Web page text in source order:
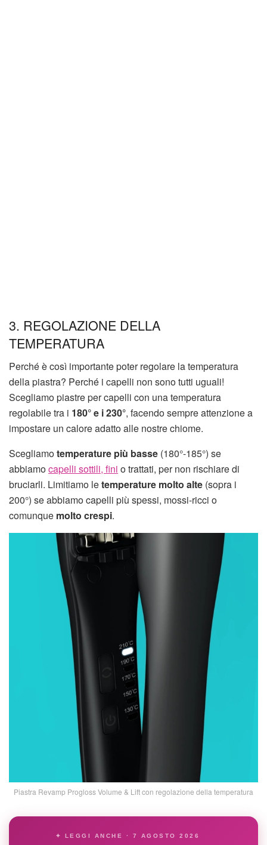
3. REGOLAZIONE DELLA
TEMPERATURA
Perché è così importante poter regolare la temperatura
della piastra? Perché i capelli non sono tutti uguali!
Scegliamo piastre per capelli con una temperatura
regolabile tra i 180° e i 230°, facendo sempre attenzione a
impostare un calore adatto alle nostre chiome.
Scegliamotemperature più basse (180°-185°) se
abbiamocapelli sottili, fini o trattati, per non rischiare di
bruciarli. Limitiamo letemperature molto alte (sopra i
200°) se abbiamo capelli più spessi, mossi-ricci o
comunque molto crespi.
Piastra Revamp Progloss Volume & Lift con regolazione della temperatura
✦ LEGGI ANCHE · 7 AGOSTO 2026